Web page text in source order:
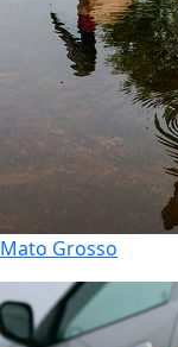
Mato Grosso